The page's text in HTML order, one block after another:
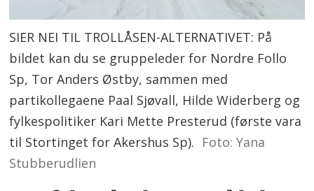
SIER NEI TIL TROLLÅSEN-ALTERNATIVET: På
bildet kan du se gruppeleder for Nordre Follo
Sp, Tor Anders Østby, sammen med
partikollegaene Paal Sjøvall, Hilde Widerberg og
fylkespolitiker Kari Mette Presterud (første vara
til Stortinget for Akershus Sp). Foto: Yana
Stubberudlien